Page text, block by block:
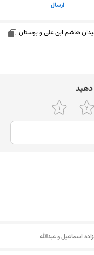
ارسال
غربی، صباحی 14، بین میدان هاشم ابن علی و بوستان
دﻫﯿﺪ
اسماعیل و عبدالله
نمایش نقشه